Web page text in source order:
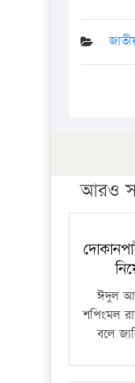
আরও
ঈদুল
শপিংমল
বলে